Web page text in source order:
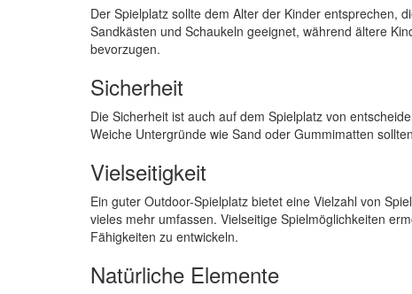
Der Spielplatz sollte dem Alter der Kinder entsprechen,
Sandkästen und Schaukeln geeignet, während ältere
bevorzugen.
Sicherheit
Die Sicherheit ist auch auf dem Spielplatz von
Weiche Untergründe wie Sand oder Gummimatten
Vielseitigkeit
Ein guter Outdoor-Spielplatz bietet eine Vielzahl von
vieles mehr umfassen. Vielseitige Spielmöglichkeiten
Fähigkeiten zu entwickeln.
Natürliche Elemente